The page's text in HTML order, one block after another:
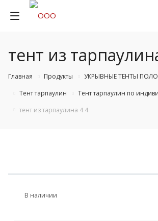
тент из
Главная Продукты
УКРЫВНЫЕ ТЕНТЫ
Тент тарпаулин
Тент тарпаулин по
тент из тарпаулина 4 4
В наличии